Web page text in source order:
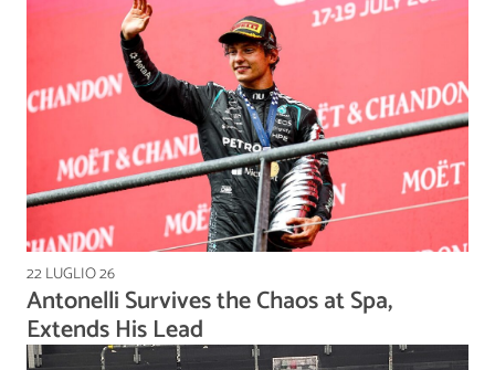
22 LUGLIO 26
Antonelli Survives the Chaos at Spa,
Extends His Lead